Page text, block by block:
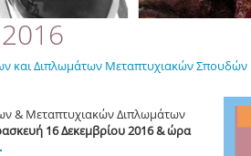
και Διπλωμάτων Μεταπτυχιακών Σπουδών
& Mεταπτυχιακών Διπλωμάτων
16 Δεκεμβρίου 2016 & ώρα